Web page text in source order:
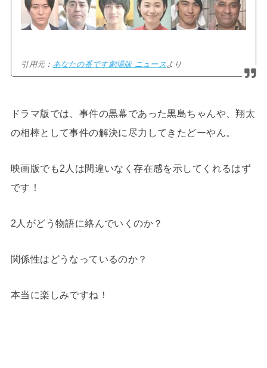
引用元： あなたの番です劇場版 ニュース より
ドラマ版では、事件の黒幕であった黒島ちゃんや、翔太
の相棒として事件の解決に尽力してきたどーやん。
映画版でも2人は間違いなく存在感を示してくれるはず
です！
2人がどう物語に絡んでいくのか？
関係性はどうなっているのか？
本当に楽しみですね！